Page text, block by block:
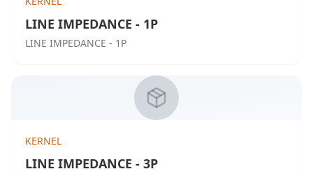
LINE IMPEDANCE - 1P
LINE IMPEDANCE - 1P
KERNEL
LINE IMPEDANCE - 3P